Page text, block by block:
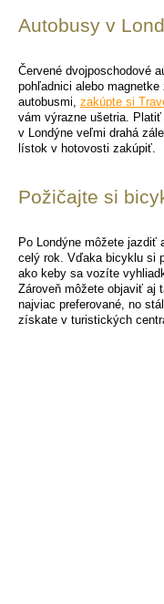
Autobusy v
Červené dvojposchodové
pohľadnici alebo
autobusmi, zakúpte si
vám výrazne ušetria.
v Londýne veľmi drahá
lístok v hotovosti zakúpiť.
Požičajte si
Po Londýne môžete jazdiť
celý rok. Vďaka bicyklu si
ako keby sa vozíte
Zároveň môžete objaviť aj
najviac preferované, no
získate v turistických